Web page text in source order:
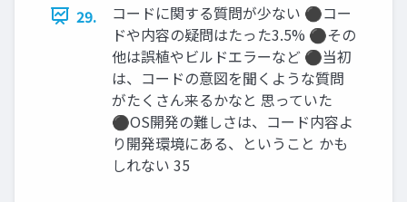
29.
コードに関する質問が少ない ⚫コー
ドや内容の疑問はたった3.5% ⚫その
他は誤植やビルドエラーなど ⚫当初
は、コードの意図を聞くような質問
がたくさん来るかなと 思っていた
⚫OS開発の難しさは、コード内容よ
り開発環境にある、ということ かも
しれない 35